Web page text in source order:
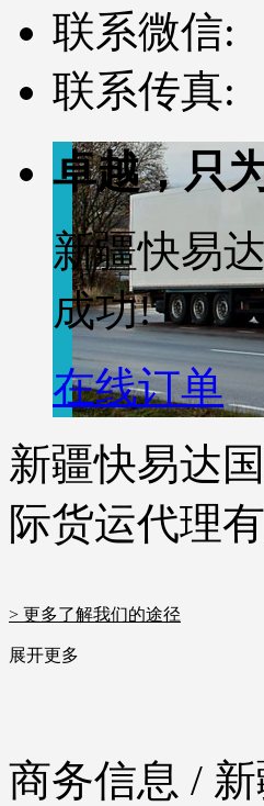
联系微信:
联系传真:
卓越，只
新疆快易
成功!
在线订单
新疆快易达
际货运代理
> 更多了解我们的途径
展开更多
商务信息 /